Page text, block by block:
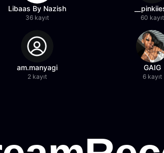
Libaas By Nazish
36 kayıt 60 kayıt
am.manyagi
2 kayıt
GAIG
6 kayıt